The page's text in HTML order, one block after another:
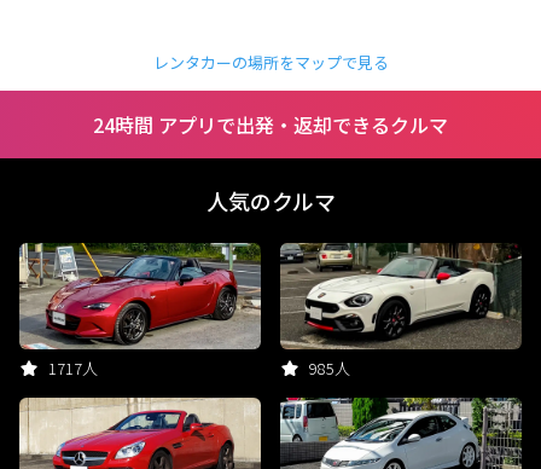
レンタカーの場所をマップで見る
24時間 アプリで出発・返却できるクルマ
人気のクルマ
1717人 985人